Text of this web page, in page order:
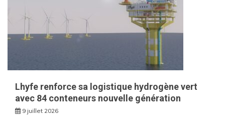
Lhyfe renforce sa logistique hydrogène vert
avec 84 conteneurs nouvelle génération
9 juillet 2026